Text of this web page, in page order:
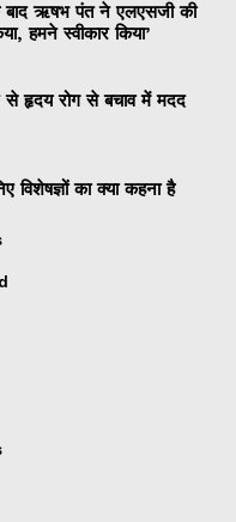
ऋषभ पंत ने एलएसजी की
हमने स्वीकार किया’
से हृदय रोग से बचाव में मदद
का क्या कहना है